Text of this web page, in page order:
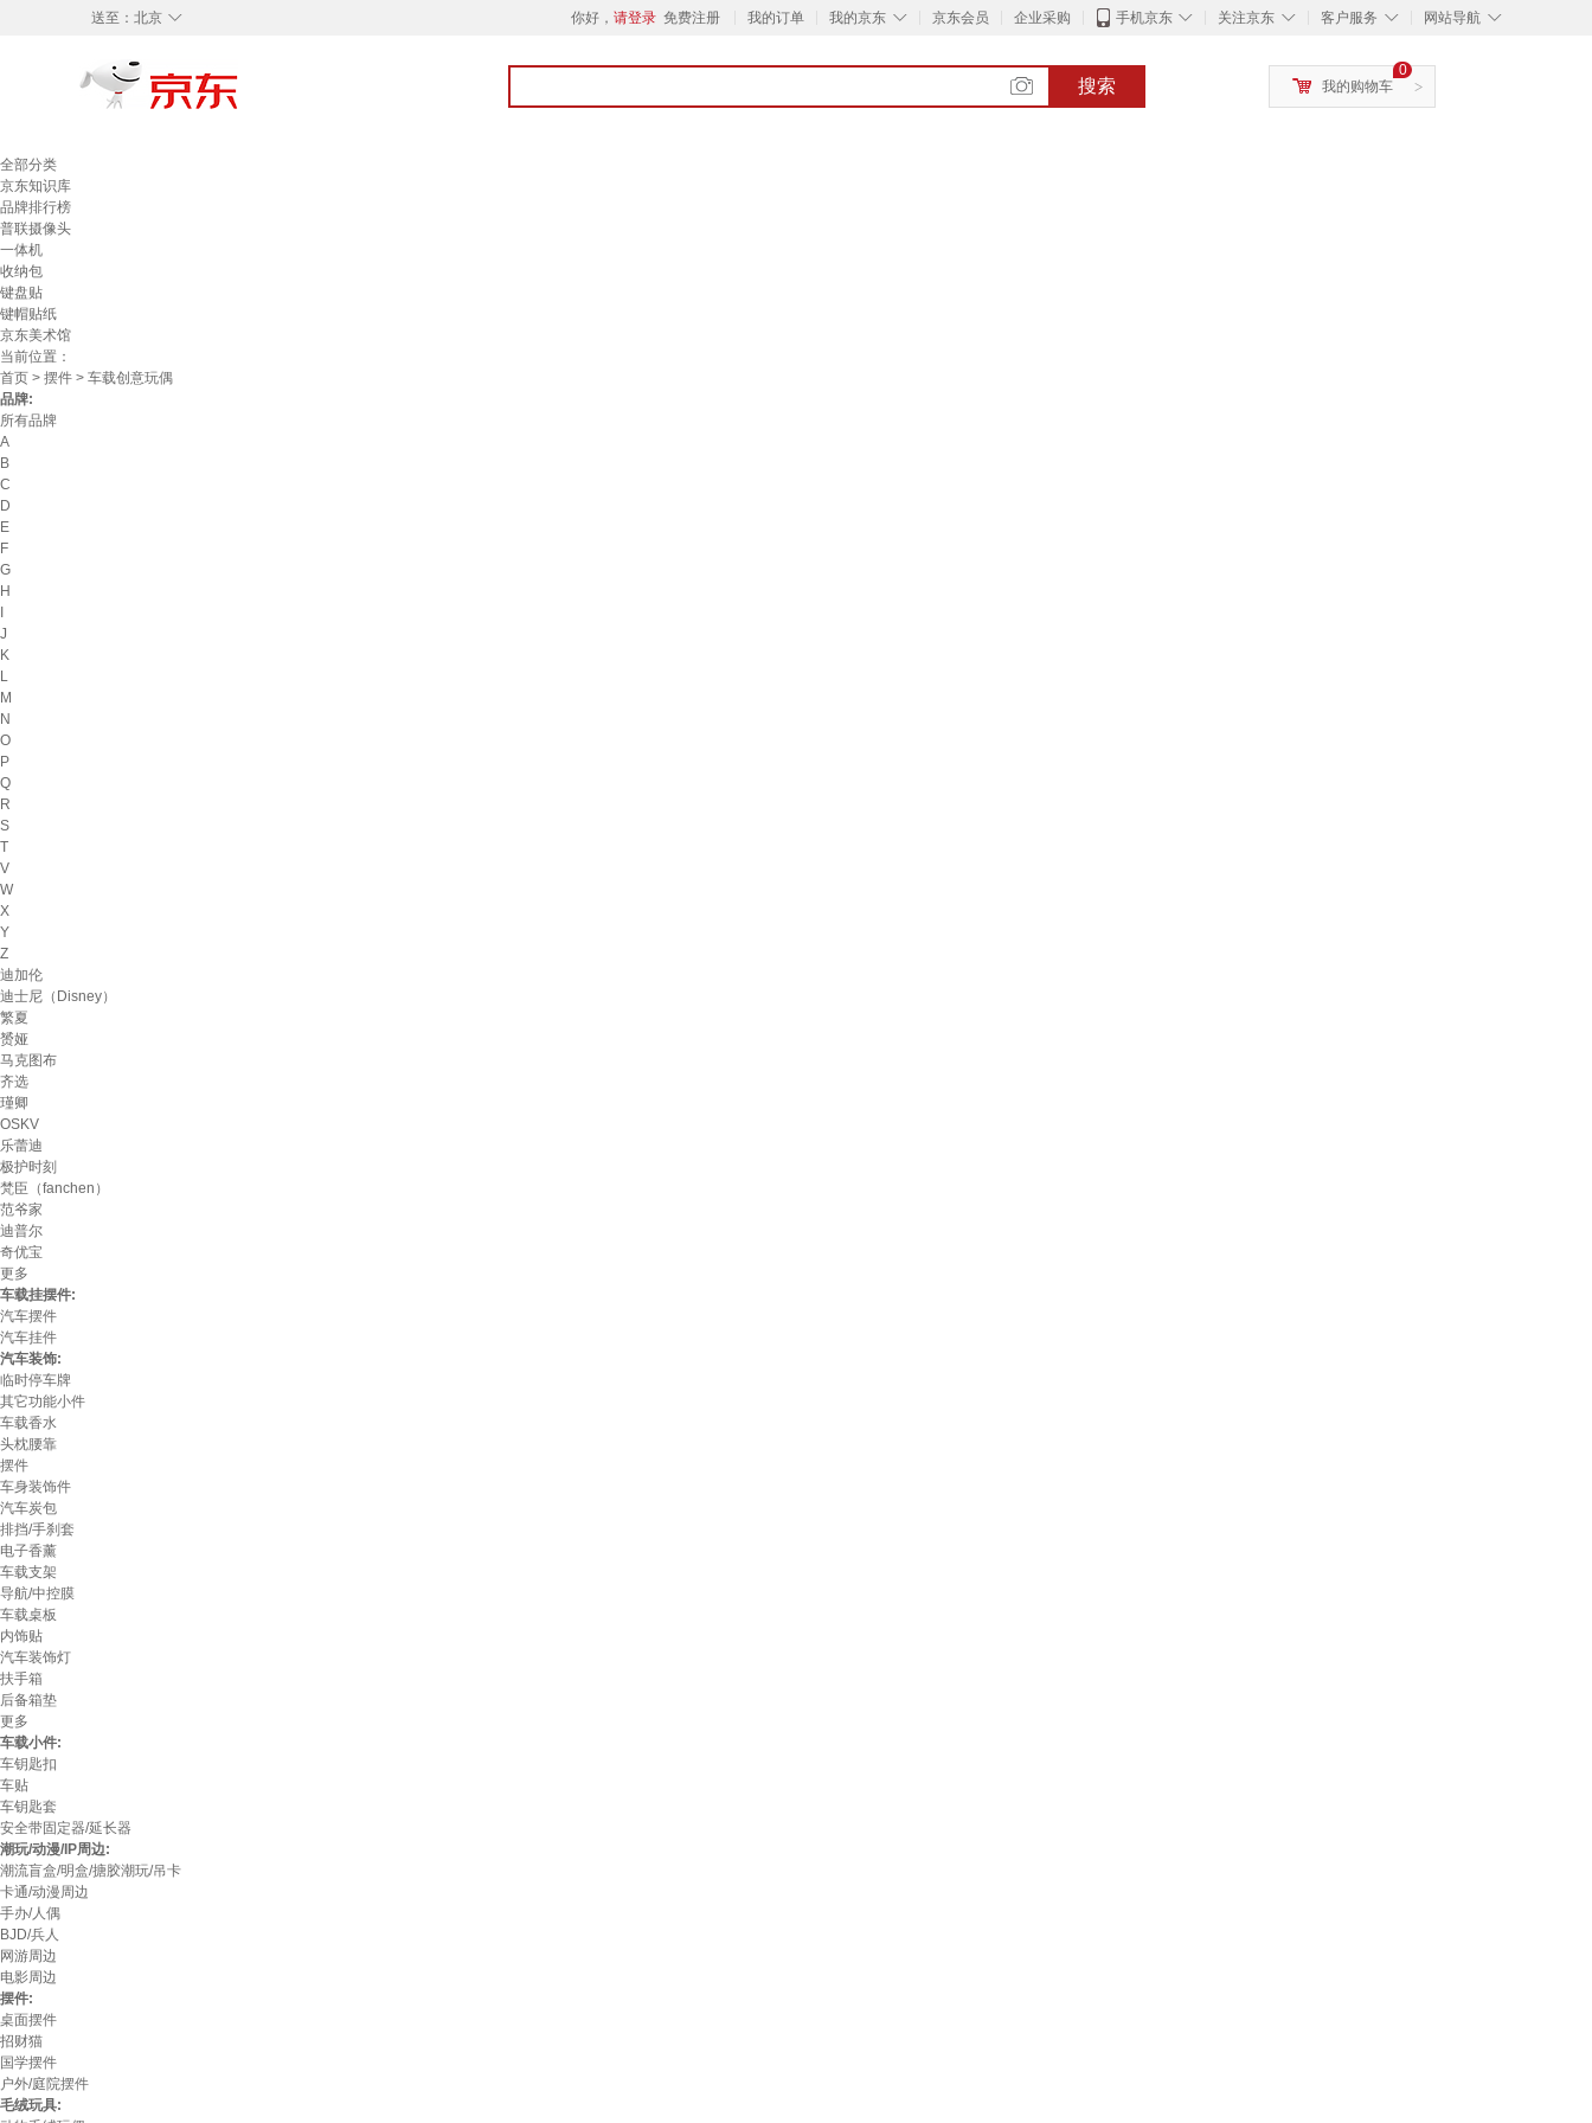
◇
送至： 北京 你好， 请登录 免费注册 我的订单 ◇
我的京东 京东会员 企业采购 ◇
手机京东 ◇
关注京东 ◇
客户服务 ◇
网站导航
搜索 >
0
我的购物车
全部分类
京东知识库
品牌排行榜
普联摄像头
一体机
收纳包
键盘贴
键帽贴纸
京东美术馆
当前位置：
首页 > 摆件 > 车载创意玩偶
品牌:
所有品牌
A
B
C
D
E
F
G
H
J
K
L
M
N
O
P
Q
R
S
T
V
W
X
Y
Z
迪加伦
迪士尼（Disney）
繁夏
赟娅
马克图布
齐选
瑾卿
OSKV
乐蕾迪
极护时刻
梵臣（fanchen）
范爷家
迪普尔
奇优宝
更多
车载挂摆件:
汽车摆件
汽车挂件
汽车装饰:
临时停车牌
其它功能小件
车载香水
头枕腰靠
摆件
车身装饰件
汽车炭包
排挡/手刹套
电子香薰
车载支架
导航/中控膜
车载桌板
内饰贴
汽车装饰灯
扶手箱
后备箱垫
更多
车载小件:
车钥匙扣
车贴
车钥匙套
安全带固定器/延长器
潮玩/动漫/IP周边:
潮流盲盒/明盒/搪胶潮玩/吊卡
卡通/动漫周边
手办/人偶
BJD/兵人
网游周边
电影周边
摆件:
桌面摆件
招财猫
国学摆件
户外/庭院摆件
毛绒玩具: